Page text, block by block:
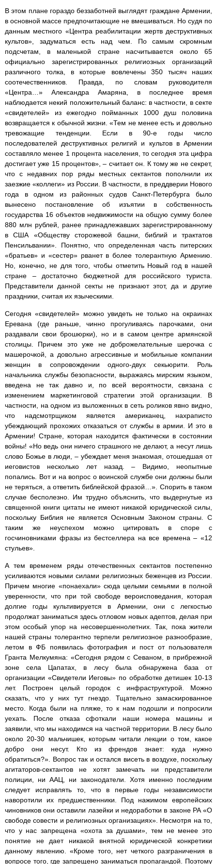
В этом плане гораздо беззаботней выглядят граждане Армении,
в основной массе предпочитающие не вмешиваться. Но судя по
данным местного «Центра реабилитации жертв деструктивных
культов», задуматься есть над чем. По самым скромным
подсчетам, в маленькой стране насчитывается около 65
официально зарегистрированных религиозных организаций
различного толка, в которые вовлечены 350 тысяч наших
соотечественников. Правда, по словам руководителя
«Центра…» Александра Амаряна, в последнее время
наблюдается некий положительный баланс: в частности, в секте
«свидетелей» из ежегодно пойманных 1000 душ половина
возвращается к обычной жизни. «Тем не менее есть и довольно
тревожащие тенденции. Если в 90-е годы число
последователей деструктивных религий и культов в Армении
составляло менее 1 процента населения, то сегодня эта цифра
достигает уже 15 процентов», – считает он. К тому же не секрет,
что с недавних пор ряды местных сектантов пополнили их
заезжие «коллеги» из России. В частности, в преддверии Нового
года в одном из районных судов Санкт-Петербурга было
вынесено постановление об изъятии в собственность
государства 16 объектов недвижимости на общую сумму более
880 млн рублей, ранее принадлежавших зарегистрированному
в США «Обществу сторожевой башни, библий и трактатов
Пенсильвании». Понятно, что определенная часть питерских
«братьев» и «сестер» рванет в более толерантную Армению.
Но, конечно, не для того, чтобы отметить Новый год в нашей
стране – достаточно бюджетной для российского туриста.
Представители данной секты не признают этот, да и другие
праздники, считая их языческими.
Сегодня «свидетелей» можно увидеть не только на окраинах
Еревана (где раньше, чинно прогуливаясь парочками, они
раздавали свои брошюрки), но и в самом центре армянской
столицы. Причем это уже не доброжелательные шерочка с
машерочкой, а довольно агрессивные и мобильные компании
женщин в сопровождении одного-двух секьюрити. Роль
начальника службы безопасности, выражаясь мирским языком,
введена не так давно и, по всей вероятности, связана с
изменением маркетинговой стратегии этой организации. В
частности, на одном из выложенных в сеть роликов явно видно,
что надсмотрщиком является американец, нахраписто
убеждающий прохожих отказаться от службы в армии. И это в
Армении! Стране, которая находится фактически в состоянии
войны! «Но ведь они ничего страшного не делают, а несут лишь
слово Божье в люди, – убеждает меня знакомая, отошедшая от
иеговистов несколько лет назад. – Видимо, неопытные
попались. Вот и на вопрос о воинской службе они должны были
не теряться, а ответить библейской фразой…». Спорить в таком
случае бесполезно. Им трудно объяснить, что выдернутые из
священной книги цитаты не имеют никакой юридической силы,
поскольку Библия не является Основным Законом страны. С
таким же неуспехом можно цитировать в споре с
госчиновниками фразы из бестселлера на все времена – «12
стульев».
А тем временем ряды отечественных сектантов постепенно
усиливаются новыми силами религиозных беженцев из России.
Причем многие «понаехали» сюда целыми семьями в полной
уверенности, что при той свободе вероисповедания, которая
долгие годы культивируется в Армении, они с легкостью
продолжат заниматься здесь отловом новых адептов, делая при
этом особый упор на несовершеннолетних. Так, пока жители
нашей страны толерантно терпели религиозное разнообразие,
летом в ФБ появилась фотография и пост от пользователя
Гранта Мелкумяна: «Сегодня рядом с Севаном, в прибрежной
зоне села Цапатах, в лесу была обнаружена база от
организации «Свидетели Иеговы» по обработке детишек 10-13
лет. Построен целый городок с инфраструктурой. Можно
сказать, что у них тут гнездо. Тщательно замаскированное
место. Когда были на пляже, то к нам подошли и попросили
уехать. После отказа сфоткали наши номера машины и
заявили, что мы находимся на частной территории. В лесу было
около 20-30 мальчишек, которым читали лекции о том, какое
добро они несут. Кто из френдов знает: куда нужно
обратиться?». Вопрос так и остался висеть в воздухе, поскольку
агитаторов-сектантов не хотят замечать ни представители
полиции, ни ААЦ, ни законодатели. Хотя именно последним
следует исправлять то, что в первые годы независимости
наворотили их предшественники. Под нажимом европейских
чиновников они оставили лазейки и недоработки в законе РА «О
свободе совести и религиозных организациях». Несмотря на то,
что у нас запрещена «охота за душами», тем не менее это
понятие не дает никакой внятной юридической конкретики
данному явлению. «Кроме того, нет четкого разграничения в
вопросе того, где запрещено заниматься пропагандой. Поэтому